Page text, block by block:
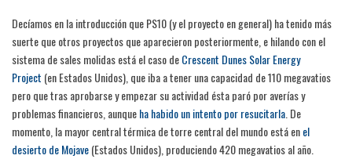
Decíamos en la introducción que PS10 (y el proyecto en general) ha tenido más
suerte que otros proyectos que aparecieron posteriormente, e hilando con el
sistema de sales molidas está el caso deCrescent Dunes Solar Energy
Project (en Estados Unidos), que iba a tener una capacidad de 110 megavatios
pero que tras aprobarse y empezar su actividad ésta paró por averías y
problemas financieros, aunqueha habido un intento por resucitarla . De
momento, la mayor central térmica de torre central del mundo está enel
desierto de Mojave(Estados Unidos), produciendo 420 megavatios al año.